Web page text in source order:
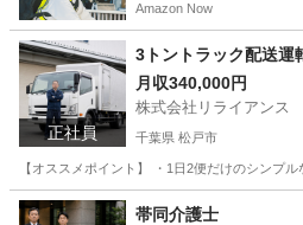
う！
Amazon Now
正社員
3トントラック配送運
月収340,000円
株式会社リライアンス
千葉県 松戸市
【オススメポイント】 ・1日2便だけのシンプ
千葉 松戸市 ドライバー
帯同介護士